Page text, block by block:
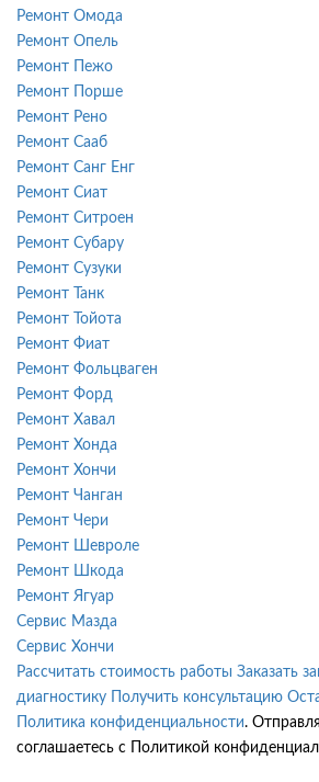
Ремонт Омода
Ремонт Опель
Ремонт Пежо
Ремонт Порше
Ремонт Рено
Ремонт Сааб
Ремонт Санг Енг
Ремонт Сиат
Ремонт Ситроен
Ремонт Субару
Ремонт Сузуки
Ремонт Танк
Ремонт Тойота
Ремонт Фиат
Ремонт Фольцваген
Ремонт Форд
Ремонт Хавал
Ремонт Хонда
Ремонт Хончи
Ремонт Чанган
Ремонт Чери
Ремонт Шевроле
Ремонт Шкода
Ремонт Ягуар
Сервис Мазда
Сервис Хончи
Рассчитать стоимость работы Заказать
диагностику
Получить консультацию
Политика конфиденциальности.
соглашаетесь с Политикой